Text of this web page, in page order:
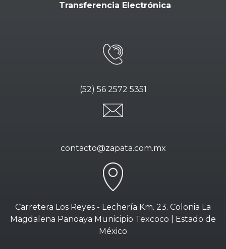
Transferencia Electrónica
(52) 56 2572 5351
contacto@zapata.com.mx
Carretera Los Reyes - Lechería Km. 23. Colonia La
Magdalena Panoaya Municipio Texcoco | Estado de
México